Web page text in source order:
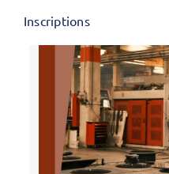
Inscriptions